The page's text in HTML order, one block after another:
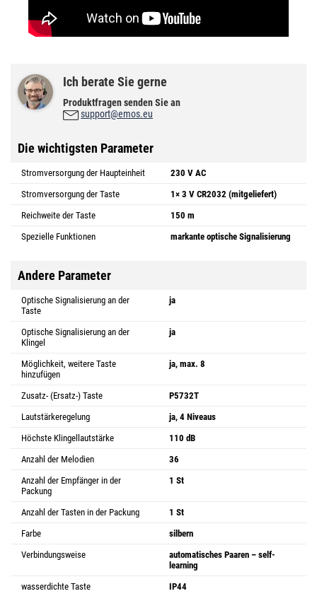
Ich berate Sie gerne
Produktfragen senden Sie an
support@emos.eu
Die wichtigsten Parameter
Stromversorgung der Haupteinheit
230 V AC
Stromversorgung der Taste
1× 3 V CR2032 (mitgeliefert)
Reichweite der Taste
150 m
Spezielle Funktionen
markante optische Signalisierung
Andere Parameter
Optische Signalisierung an der
Taste
ja
Optische Signalisierung an der
Klingel
ja
Möglichkeit, weitere Taste
hinzufügen
ja, max. 8
Zusatz- (Ersatz-) Taste
P5732T
Lautstärkeregelung
ja, 4 Niveaus
Höchste Klingellautstärke
110 dB
Anzahl der Melodien
36
Anzahl der Empfänger in der
Packung
1 St
Anzahl der Tasten in der Packung
1 St
Farbe
silbern
Verbindungsweise
automatisches Paaren – self-
learning
wasserdichte Taste
IP44